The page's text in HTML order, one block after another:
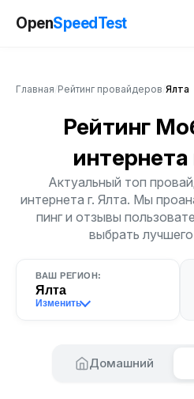
OpenSpeedTest
Главная Рейтинг провайдеров Ялта
Рейтинг
интернета
Актуальный топ
интернета г. Ялта. Мы
пинг и отзывы
выбрать
ВАШ РЕГИОН:
Ялта
Изменить
Домашний